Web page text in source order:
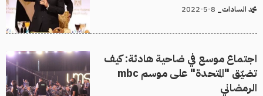
محمد السادات_
اجتماع موسع في ضاحية هادئة: كيف
تضيّق "المتحدة" على موسم mbc
الرمضاني